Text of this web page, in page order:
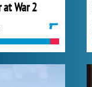
at War 2